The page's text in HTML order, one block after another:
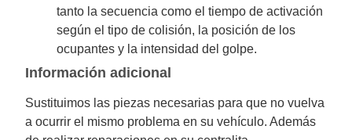
tanto la secuencia como el tiempo de activación
según el tipo de colisión, la posición de los
ocupantes y la intensidad del golpe.
Información adicional
Sustituimos las piezas necesarias para que no vuelva
a ocurrir el mismo problema en su vehículo. Además